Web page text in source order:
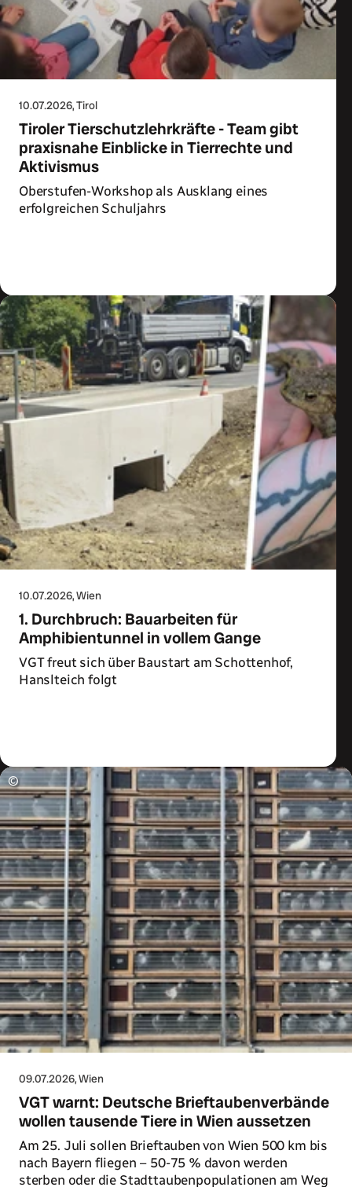
10.07.2026, Tirol
Tiroler Tierschutzlehrkräfte - Team gibt
praxisnahe Einblicke in Tierrechte und
Aktivismus
Oberstufen-Workshop als Ausklang eines
erfolgreichen Schuljahrs
10.07.2026, Wien
1. Durchbruch: Bauarbeiten für
Amphibientunnel in vollem Gange
VGT freut sich über Baustart am Schottenhof,
Hanslteich folgt
©
09.07.2026, Wien
VGT warnt: Deutsche Brieftaubenverbände
wollen tausende Tiere in Wien aussetzen
Am 25. Juli sollen Brieftauben von Wien 500 km bis
nach Bayern fliegen – 50-75 % davon werden
sterben oder die Stadttaubenpopulationen am Weg